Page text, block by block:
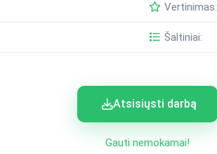
Vertinimas:
Šaltiniai:
Atsisiųsti darbą
Gauti nemokamai!